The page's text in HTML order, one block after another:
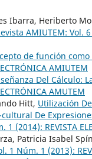
Ibarra, Heriberto
AMIUTEM: Vol.
de función
AMIUTEM
Del Cálculo:
AMUTEM
Hitt, Utilización
De
(2014): REVISTA
Patricia Isabel
1 Núm. 1 (2013):